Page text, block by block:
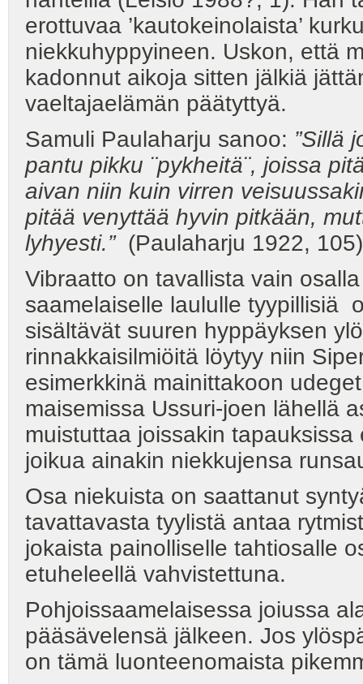
erottuvaa ’kautokeinolaista’
niekkuhyppyineen. Uskon, että
kadonnut aikoja sitten jälkiä
vaeltajaelämän päätyttyä.
Samuli Paulaharju sanoo: ”Sillä
pantu pikku ¨pykheitä¨, joissa
aivan niin kuin virren
pitää venyttää hyvin pitkään,
lyhyesti.” (Paulaharju 1922, 105)
Vibraatto on tavallista vain
saamelaiselle laululle tyypillisiä
sisältävät suuren hyppäyksen
rinnakkaisilmiöitä löytyy niin
esimerkkinä mainittakoon
maisemissa Ussuri-joen lähellä
muistuttaa joissakin
joikua ainakin niekkujensa
Osa niekuista on saattanut
tavattavasta tyylistä antaa
jokaista painolliselle tahtiosalle
etuheleellä vahvistettuna.
Pohjoissaamelaisessa joiussa
pääsävelensä jälkeen. Jos
on tämä luonteenomaista